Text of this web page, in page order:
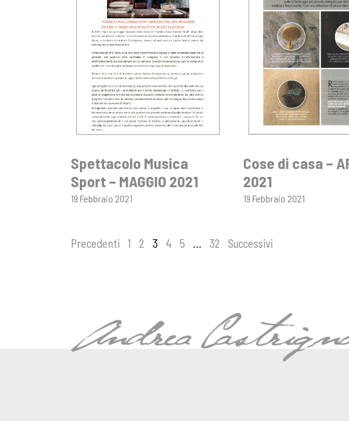
Spettacolo Musica
Sport – MAGGIO 2021
19 Febbraio 2021
Cose di casa –
2021
19 Febbraio 2021
Navigazione
Precedenti 1 2 3 4 5 … 32 Successivi